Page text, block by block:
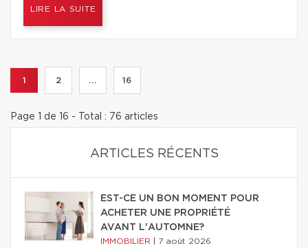
LIRE LA SUITE
1 2 ... 16
Page 1 de 16 - Total : 76 articles
ARTICLES RÉCENTS
EST-CE UN BON MOMENT POUR
ACHETER UNE PROPRIÉTÉ
AVANT L'AUTOMNE?
IMMOBILIER 7 août 2026